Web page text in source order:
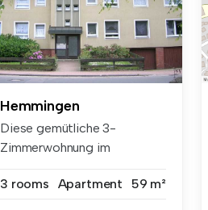
Hemmingen
Diese gemütliche 3-
Zimmerwohnung im
3 rooms
Apartment 59 m²